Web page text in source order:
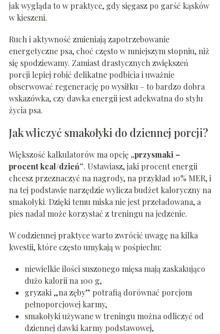
jak wygląda to w praktyce, gdy sięgasz po garść kąsków
w kieszeni.
Ruch i aktywność zmieniają zapotrzebowanie
energetyczne psa, choć często w mniejszym stopniu, niż
się spodziewamy. Zamiast drastycznych zwiększeń
porcji lepiej robić delikatne podbicia i uważnie
obserwować regenerację po wysiłku – to bardzo dobra
wskazówka, czy dawka energii jest adekwatna do stylu
życia psa.
Jak wliczyć smakołyki do dziennej porcji?
Większość kalkulatorów ma opcję „przysmaki –
procent kcal/dzień”. Ustawiasz, jaki procent energii
chcesz przeznaczyć na nagrody, na przykład 10% MER, i
na tej podstawie narzędzie wylicza budżet kaloryczny na
smakołyki. Dzięki temu miska nie jest przeładowana, a
pies nadal może korzystać z treningu na jedzenie.
W codziennej praktyce warto zwrócić uwagę na kilka
kwestii, które często umykają w pośpiechu:
niewielkie ilości suszonego mięsa mają zaskakująco
dużo kalorii na 100 g,
gryzaki „na zęby” potrafią dorównać porcjom
pełnoporcjowej karmy,
smakołyki używane w treningu można odliczyć od
dziennej dawki karmy podstawowej,